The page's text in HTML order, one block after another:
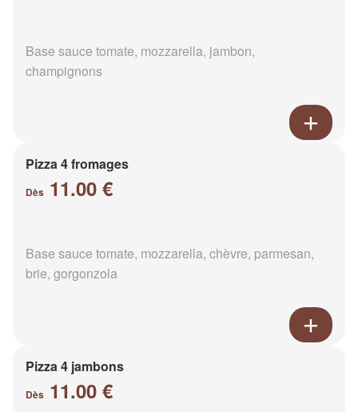
Base sauce tomate, mozzarella, jambon,
champignons
Pizza 4 fromages
Dès 11.00 €
Base sauce tomate, mozzarella, chèvre, parmesan,
brie, gorgonzola
Pizza 4 jambons
Dès 11.00 €